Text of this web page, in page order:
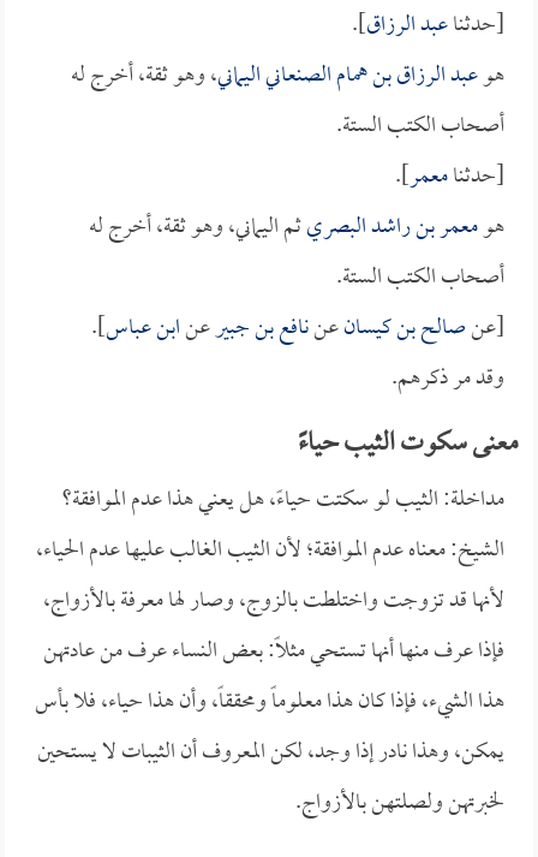
[حدثناعبد الرزاق].
هوعبد الرزاق بن همام الصنعاني اليماني، وهو ثقة، أخرج له
أصحاب الكتب الستة.
[حدثنامعمر].
هومعمر بن راشد البصريثم اليماني، وهو ثقة، أخرج له
أصحاب الكتب الستة.
[عنصالح بن كيسانعننافع بن جبيرعنابن عباس].
وقد مر ذكرهم.
معنى سكوت الثيب حياءً
مداخلة: الثيب لو سكتت حياءً، هل يعني هذا عدم الموافقة؟
الشيخ: معناه عدم الموافقة؛ لأن الثيب الغالب عليها عدم الحياء،
لأنها قد تزوجت واختلطت بالزوج، وصار لها معرفة بالأزواج،
فإذا عرف منها أنها تستحي مثلاً: بعض النساء عرف من عادتهن
هذا الشيء، فإذا كان هذا معلوماً ومحققاً، وأن هذا حياء، فلا بأس
يمكن، وهذا نادر إذا وجد، لكن المعروف أن الثيبات لا يستحين
لخبرتهن ولصلتهن بالأزواج.